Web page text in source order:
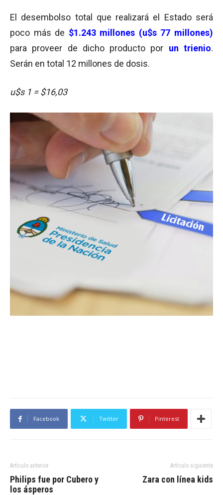
El desembolso total que realizará el Estado será
poco más de $1.243 millones (u$s 77 millones)
para proveer de dicho producto por un trienio.
Serán en total 12 millones de dosis.
u$s 1 = $16,03
Facebook Twitter Pinterest
Artículo anterior
Philips fue por Cubero y
los ásperos
Artículo siguiente
Zara con línea kids